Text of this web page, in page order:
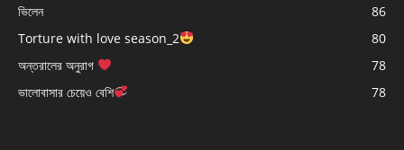
ভিলেন
86
Torture with love season_2
80
অন্তরালের অনুরাগ
78
ভালোবাসার চেয়েও বেশি
78